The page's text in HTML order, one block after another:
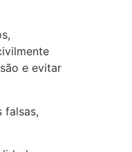
e evitar
falsas,